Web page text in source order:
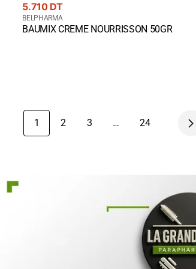
Prix
courant
5.710 DT
Fournisseur
:
BELPHARMA
BAUMIX CREME NOURRISSON 50GR
Quick View
1 2 3 … 24